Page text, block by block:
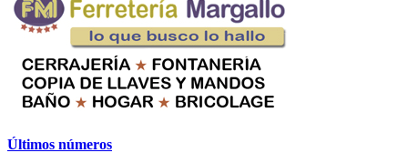
Últimos números